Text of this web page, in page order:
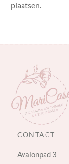
plaatsen.
CONTACT
Avalonpad 3